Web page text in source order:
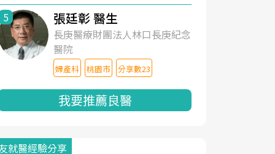
5 張廷彰 醫生
長庚醫療財團法人林口長庚紀念
醫院
婦產科 桃園市 分享數23
我要推薦良醫
就醫經驗分享